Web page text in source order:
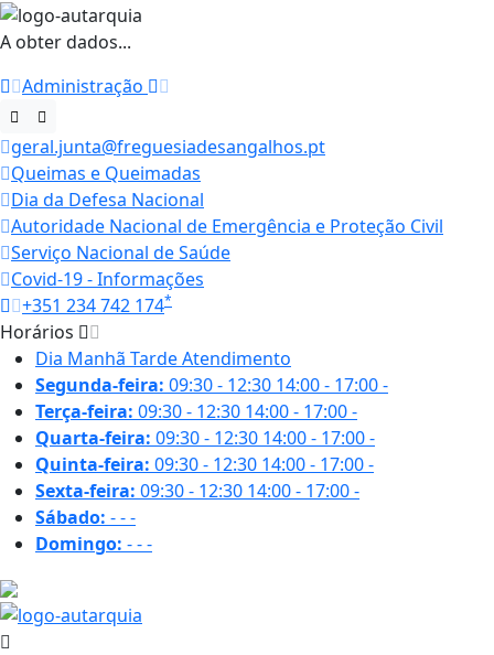
A obter dados...
Administração
geral.junta@freguesiadesangalhos.pt
Queimas e Queimadas
Dia da Defesa Nacional
Autoridade Nacional de Emergência e Proteção Civil
Serviço Nacional de Saúde
Covid-19 - Informações
+351 234 742 174*
Horários
Dia Manhã TardeAtendimento
Segunda-feira: 09:30 - 12:30 14:00 - 17:00-
Terça-feira: 09:30 - 12:30 14:00 - 17:00-
Quarta-feira: 09:30 - 12:30 14:00 - 17:00-
Quinta-feira: 09:30 - 12:30 14:00 - 17:00-
Sexta-feira: 09:30 - 12:30 14:00 - 17:00-
Sábado: ---
Domingo: ---